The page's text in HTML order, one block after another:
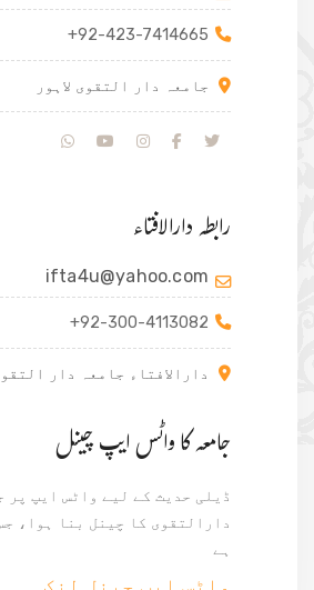
+92-423-7414665
جامعہ دار التقوی لاہور
رابطہ دارالافتاء
ifta4u@yahoo.com
+92-300-4113082
دارالافتاء جامعہ دار
جامعہ کا واٹس ایپ چینل
ڈیلی حدیث کے لیے واٹس ایپ پر
دارالتقوی کا چینل بنا ہوا،
ہے
واٹس ایپ جینل لنک